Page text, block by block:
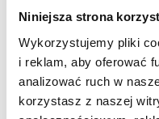
Niniejsza strona
Wykorzystujemy pliki
i reklam, aby oferować
analizować ruch w
korzystasz z naszej
CZAS DOSTAWY